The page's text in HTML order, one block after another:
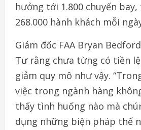
hưởng tới 1.800 chuyến
268.000 hành khách mỗi
Giám đốc FAA Bryan
Tư rằng chưa từng có tiền
giảm quy mô như vậy.
việc trong ngành hàng
thấy tình huống nào mà
dụng những biện pháp thế